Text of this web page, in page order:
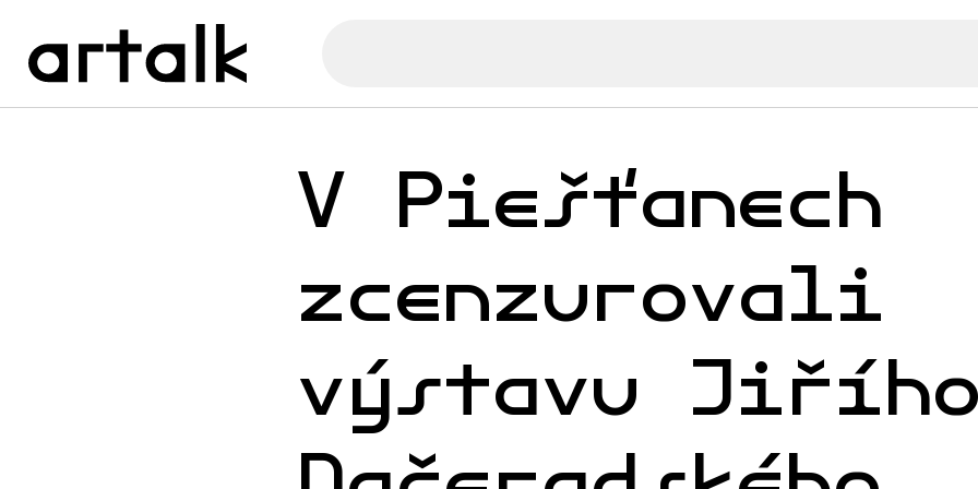
V Piešťanech
zcenzurovali
výstavu